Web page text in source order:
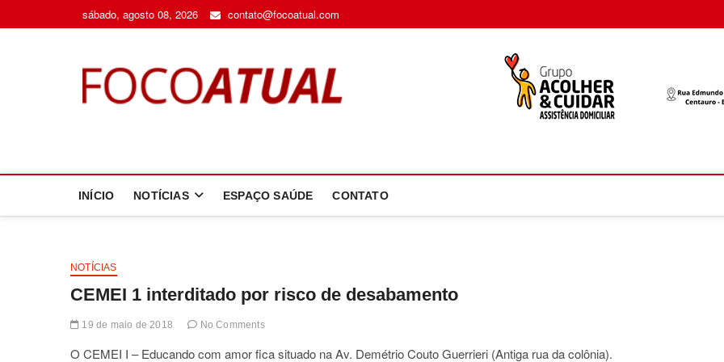
to
sábado, agosto 08, 2026 contato@focoatual.com
INÍCIO NOTÍCIAS ESPAÇO SAÚDE CONTATO
NOTÍCIAS
CEMEI 1 interditado por risco de desabamento
19 de maio de 2018 No Comments
O CEMEI I – Educando com amor fica situado na Av. Demétrio Couto Guerrieri (Antiga rua da colônia).